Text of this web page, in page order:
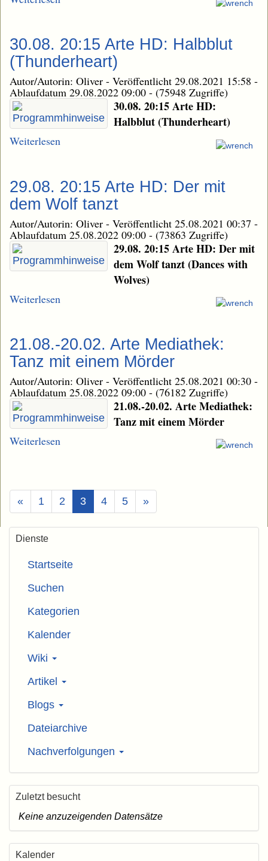
30.08. 20:15 Arte HD: Halbblut
(Thunderheart)
Autor/Autorin: Oliver - Veröffentlicht 29.08.2021 15:58 -
Ablaufdatum 29.08.2022 09:00 - (75948 Zugriffe)
30.08. 20:15 Arte HD:
Halbblut (Thunderheart)
Weiterlesen
29.08. 20:15 Arte HD: Der mit
dem Wolf tanzt
Autor/Autorin: Oliver - Veröffentlicht 25.08.2021 00:37 -
Ablaufdatum 25.08.2022 09:00 - (73863 Zugriffe)
29.08. 20:15 Arte HD: Der mit
dem Wolf tanzt (Dances with
Wolves)
Weiterlesen
21.08.-20.02. Arte Mediathek:
Tanz mit einem Mörder
Autor/Autorin: Oliver - Veröffentlicht 25.08.2021 00:30 -
Ablaufdatum 25.08.2022 09:00 - (76182 Zugriffe)
21.08.-20.02. Arte Mediathek:
Tanz mit einem Mörder
Weiterlesen
« 1 2 3(Aktuell)
4 5 »
Dienste
Startseite
Suchen
Kategorien
Kalender
Wiki
Artikel
Blogs
Dateiarchive
Nachverfolgungen
Zuletzt besucht
Keine anzuzeigenden Datensätze
Kalender